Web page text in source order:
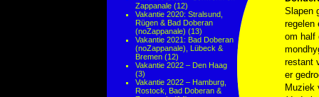
Zappanale (12)
Vakantie 2020: Stralsund,
Rügen & Bad Doberan
(noZappanale) (13)
Vakantie 2021: Bad Doberan
(noZappanale), Lübeck &
Bremen (12)
Vakantie 2022 – Den Haag
(3)
Vakantie 2022 – Hamburg,
Rostock, Bad Doberan &
Slapen
regelen
om half
restant
er
Muziek